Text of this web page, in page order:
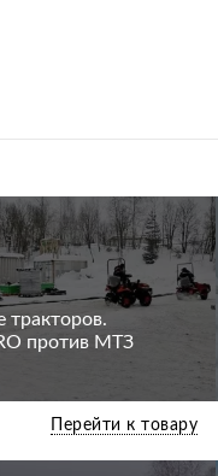
тракторов.
против МТЗ
Перейти к товару